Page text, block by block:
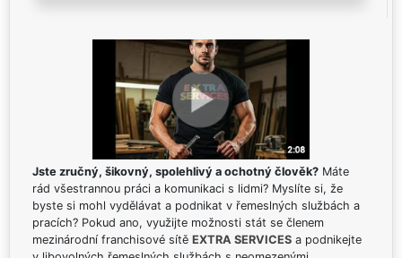
Jste zručný, šikovný, spolehlivý a ochotný člověk? Máte
rád všestrannou práci a komunikaci s lidmi? Myslíte si, že
byste si mohl vydělávat a podnikat v řemeslných službách a
pracích? Pokud ano, využijte možnosti stát se členem
mezinárodní franchisové sítě EXTRA SERVICES a podnikejte